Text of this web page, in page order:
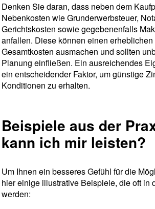
Denken Sie daran, dass neben dem
Nebenkosten wie Grunderwerbsteuer,
Gerichtskosten sowie gegebenenfalls
anfallen. Diese können einen
Gesamtkosten ausmachen und sollten
Planung einfließen. Ein ausreichendes
ein entscheidender Faktor, um günstige
Konditionen zu erhalten.
Beispiele aus der
kann ich mir leisten?
Um Ihnen ein besseres Gefühl für die
hier einige illustrative Beispiele, die oft in
werden: